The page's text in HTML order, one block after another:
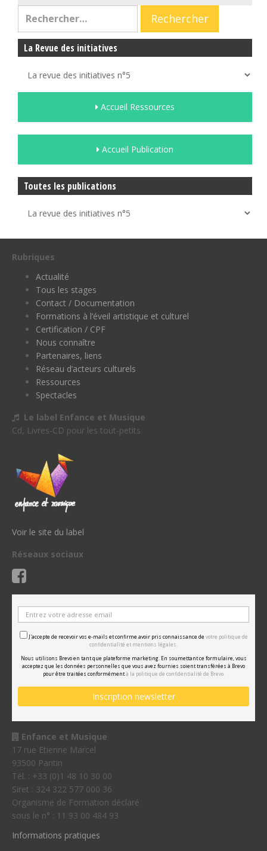
La Revue des initiatives
Accueil Ressources
Accueil Publication
Toutes les publications
Rubriques
Actualité
Tous les stages
Contact / Documentation
Formations à l’éveil artistique et culturel
Certification / CPF
Nous connaître
Partenaires, liens
Réseau d’acteurs culturels
Ressources
Spectacles
Le label Enfance et Musique
Cd, Livres-CD pour les tout-petits
Voir le site du label
Réseaux sociaux
J'accepte de recevoir vos e-mails et confirme avoir pris connaissance de votre politique de
confidentialité et mentions légales.
Nous utilisons Brevo en tant que plateforme marketing. En soumettant ce formulaire, vous
acceptez que les données personnelles que vous avez fournies soient transférées à Brevo
pour être traitées conformémentà la politique de confidentialité de Brevo.
Enfance et Musique
17 rue Etienne Marcel
93500 Pantin
Tél. : +33 (0)1 48 10 30 00
Siret : 324 322 577 000 36
Organisme de Formation déclaré
sous le n° : 11 93 00 484 93
Informations pratiques